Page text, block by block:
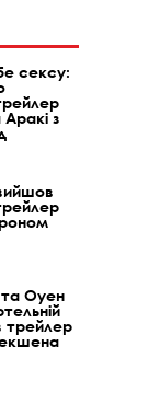
сексу:
з
та Оуен
трейлер